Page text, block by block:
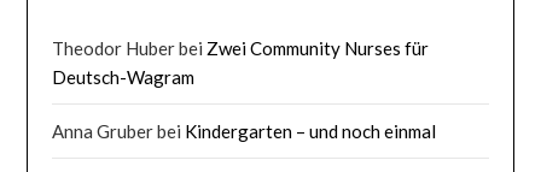
Theodor Huberbei Zwei Community Nurses für
Deutsch-Wagram
Anna Gruberbei Kindergarten – und noch einmal